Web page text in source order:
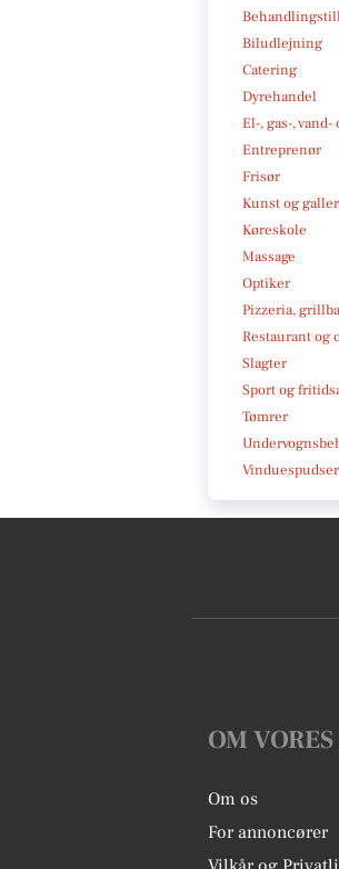
Biludlejning
Catering
Dyrehandel
El-, gas-,
Entreprenør
Frisør
Kunst og
Køreskole
Massage
Optiker
Pizzeria,
Restaurant og
Slagter
Sport og
Tømrer
Vinduespudser
OM
Om os
For annoncører